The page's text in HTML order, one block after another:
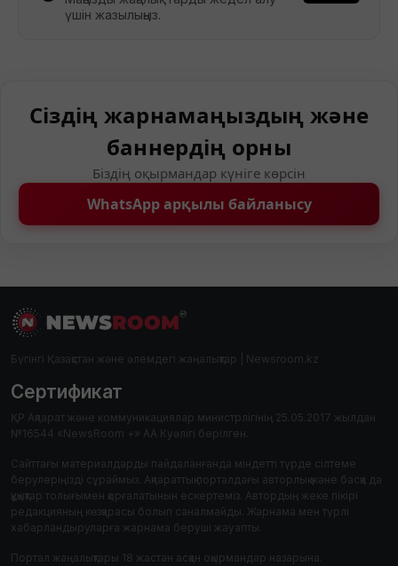
үшін жазылыңыз.
Сіздің жарнамаңыздың және
баннердің орны
Біздің оқырмандар күніге көрсін
WhatsApp арқылы байланысу
Бүгінгі Қазақстан және әлемдегі жаңалықтар | Newsroom.kz
Сертификат
ҚР Ақпарат және коммуникациялар министрлігінің 25.05.2017 жылдан
№16544 «NewsRoom +» АА Куәлігі берілген.
Сайттағы материалдарды пайдаланғанда міндетті түрде сілтеме
берулеріңізді сұраймыз. Ақпараттық порталдағы авторлық және басқа да
құқықтар толығымен қорғалатынын ескертеміз. Автордың жеке пікірі
редакцияның көзқарасы болып саналмайды. Жарнама мен түрлі
хабарландыруларға жарнама беруші жауапты.
Портал жаңалықтары 18 жастан асқан оқырмандар назарына.